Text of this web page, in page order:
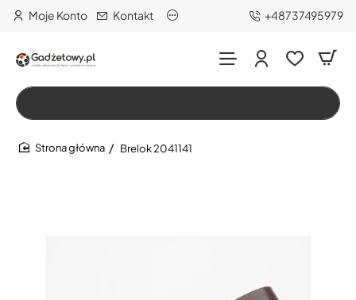
Moje Konto Kontakt +48737495979
Szukaj…
Brelok 2041141